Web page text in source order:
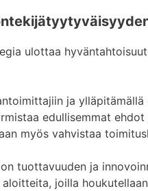
ulottaa
ja
edullisemmat ehdot
myös vahvistaa
tuottavuuden ja
joilla